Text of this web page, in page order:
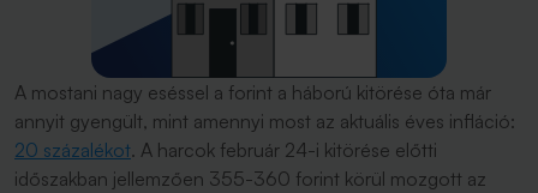
A mostani nagy eséssel a forint a háború kitörése óta már
annyit gyengült, mint amennyi most az aktuális éves infláció:
20 százalékot. A harcok február 24-i kitörése előtti
időszakban jellemzően 355-360 forint körül mozgott az